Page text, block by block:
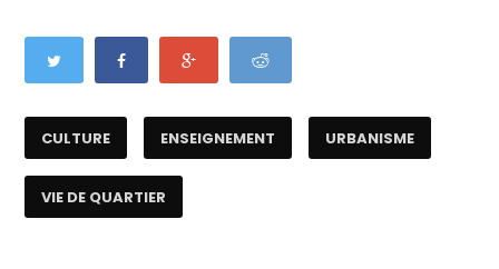
CULTURE ENSEIGNEMENT URBANISME
VIE DE QUARTIER